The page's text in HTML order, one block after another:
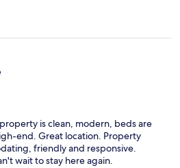
is clean, modern, beds are
end. Great location. Property
friendly and responsive.
wait to stay here again.